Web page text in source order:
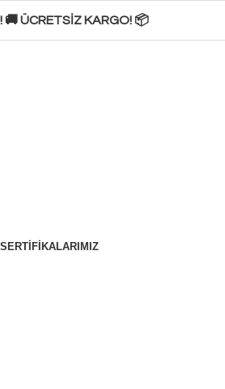
ÜCRETSİZ KARGO! 📦
SERTIFIKALARIMIZ